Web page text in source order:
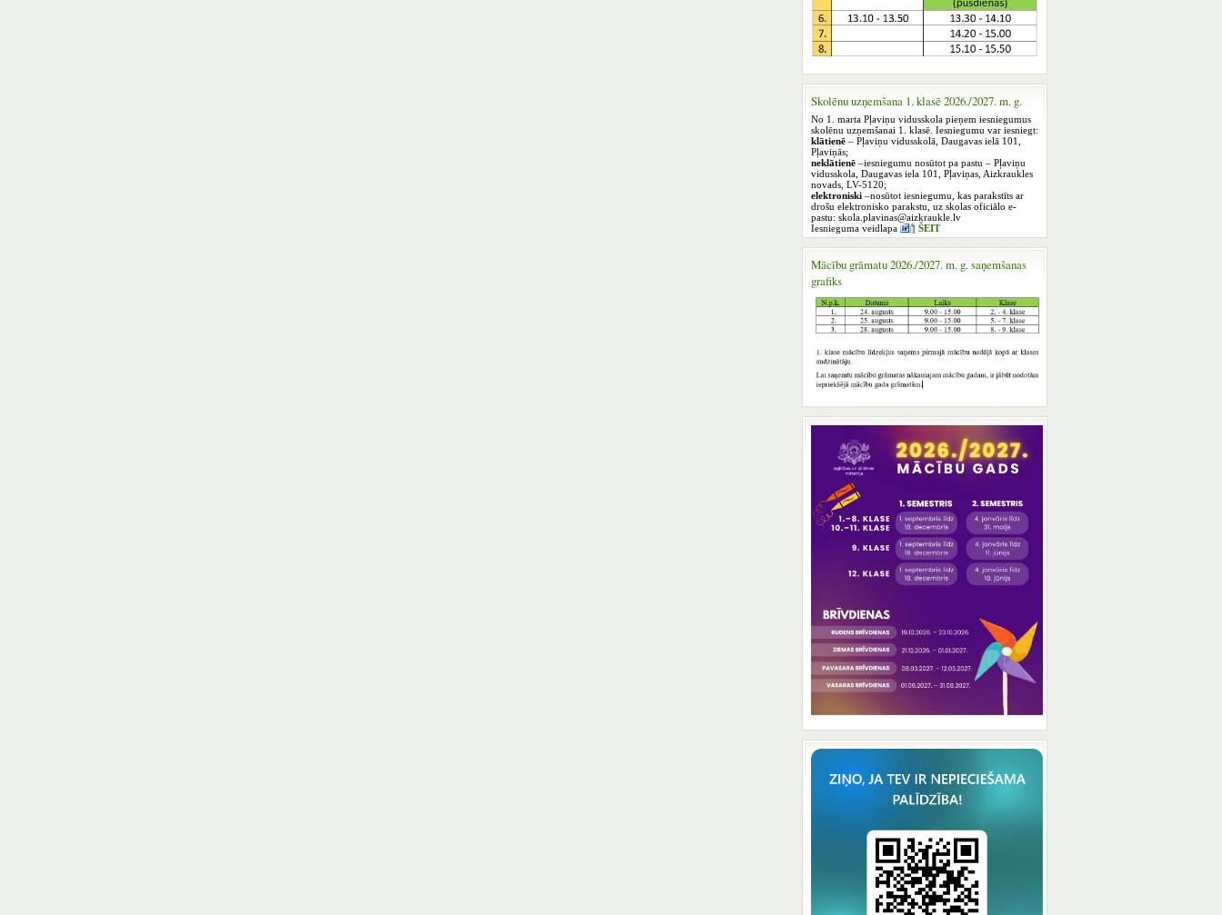
Skolēnu uzņemšana 1. klasē 2026./2027. m. g.
No 1. marta Pļaviņu vidusskola pieņem iesniegumus
skolēnu uzņemšanai 1. klasē. Iesniegumu var iesniegt:
klātienē – Pļaviņu vidusskolā, Daugavas ielā 101,
Pļaviņās;
neklātienē –iesniegumu nosūtot pa pastu – Pļaviņu
vidusskola, Daugavas iela 101, Pļaviņas, Aizkraukles
novads, LV-5120;
elektroniski –nosūtot iesniegumu, kas parakstīts ar
drošu elektronisko parakstu, uz skolas oficiālo e-
pastu: skola.plavinas@aizkraukle.lv
Iesnieguma veidlapa
ŠEIT
Mācību grāmatu 2026./2027. m. g. saņemšanas
grafiks